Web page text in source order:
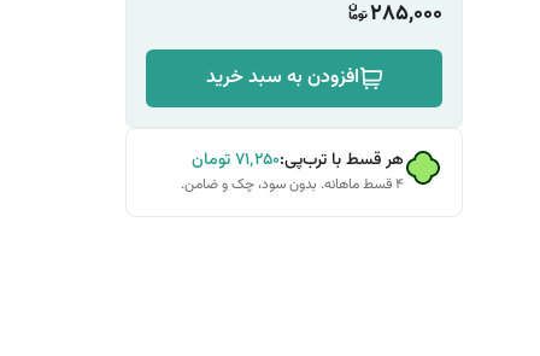
285,000
افزودن به سبد خرید
هر قسط با ترب‌پی:۷۱٬۲۵۰تومان
۴ قسط ماهانه. بدون سود، چک و ضامن.